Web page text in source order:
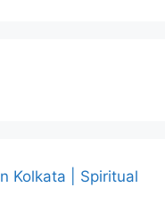
Kolkata | Spiritual